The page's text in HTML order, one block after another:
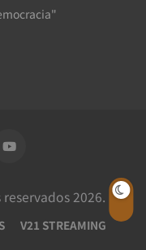
2026.
V21 STREAMING